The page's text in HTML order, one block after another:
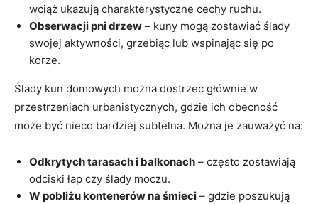
wciąż ukazują charakterystyczne cechy ruchu.
Obserwacji pni drzew – kuny mogą zostawiać ślady
swojej aktywności, grzebiąc lub wspinając się po
korze.
Ślady kun domowych można dostrzec głównie w
przestrzeniach urbanistycznych, gdzie ich obecność
może być nieco bardziej subtelna. Można je zauważyć na:
Odkrytych tarasach i balkonach – często zostawiają
odciski łap czy ślady moczu.
W pobliżu kontenerów na śmieci – gdzie poszukują